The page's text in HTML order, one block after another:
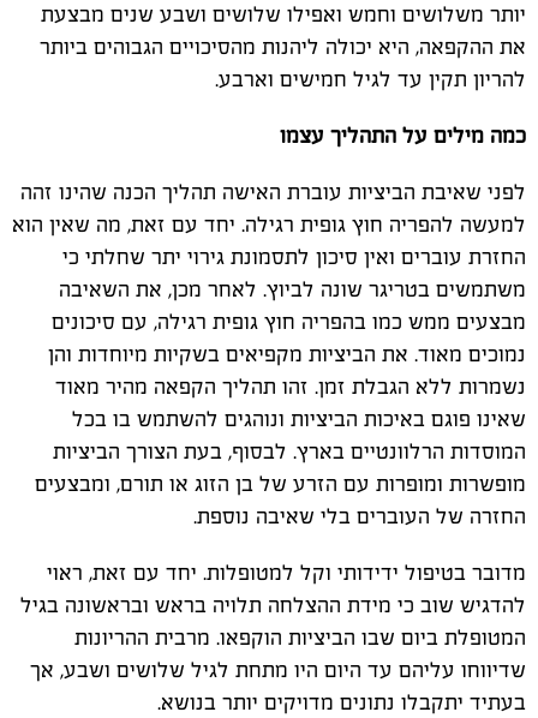
יותר משלושים וחמש ואפילו שלושים ושבע שנים מבצעת
את ההקפאה, היא יכולה ליהנות מהסיכויים הגבוהים ביותר
להריון תקין עד לגיל חמישים וארבע.
כמה מילים על התהליך עצמו
לפני שאיבת הביציות עוברת האישה תהליך הכנה שהינו זהה
למעשה להפריה חוץ גופית רגילה. יחד עם זאת, מה שאין הוא
החזרת עוברים ואין סיכון לתסמונת גירוי יתר שחלתי כי
משתמשים בטריגר שונה לביוץ. לאחר מכן, את השאיבה
מבצעים ממש כמו בהפריה חוץ גופית רגילה, עם סיכונים
נמוכים מאוד. את הביציות מקפיאים בשקיות מיוחדות והן
נשמרות ללא הגבלת זמן. זהו תהליך הקפאה מהיר מאוד
שאינו פוגם באיכות הביציות ונוהגים להשתמש בו בכל
המוסדות הרלוונטיים בארץ. לבסוף, בעת הצורך הביציות
מופשרות ומופרות עם הזרע של בן הזוג או תורם, ומבצעים
החזרה של העוברים בלי שאיבה נוספת.
מדובר בטיפול ידידותי וקל למטופלות. יחד עם זאת, ראוי
להדגיש שוב כי מידת ההצלחה תלויה בראש ובראשונה בגיל
המטופלת ביום שבו הביציות הוקפאו. מרבית ההריונות
שדיווחו עליהם עד היום היו מתחת לגיל שלושים ושבע, אך
בעתיד יתקבלו נתונים מדויקים יותר בנושא.